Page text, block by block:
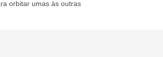
orbitar umas às outras